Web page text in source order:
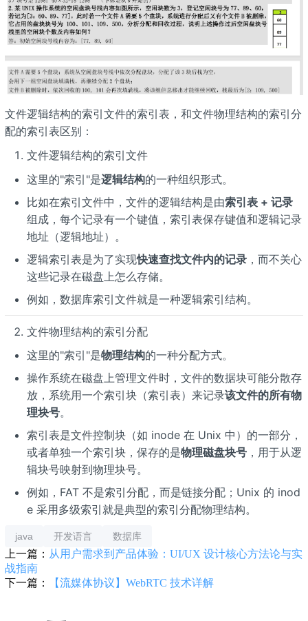
文件逻辑结构的索引文件的索引表，和文件物理结构的索引分
配的索引表区别：
文件逻辑结构的索引文件
这里的"索引"是逻辑结构的一种组织形式。
比如在索引文件中，文件的逻辑结构是由索引表 + 记录
组成，每个记录有一个键值，索引表保存键值和逻辑记录
地址（逻辑地址）。
逻辑索引表是为了实现快速查找文件内的记录，而不关心
这些记录在磁盘上怎么存储。
例如，数据库索引文件就是一种逻辑索引结构。
文件物理结构的索引分配
这里的"索引"是物理结构的一种分配方式。
操作系统在磁盘上管理文件时，文件的数据块可能分散存
放，系统用一个索引块（索引表）来记录该文件的所有物
理块号。
索引表是文件控制块（如 inode 在 Unix 中）的一部分，
或者单独一个索引块，保存的是物理磁盘块号，用于从逻
辑块号映射到物理块号。
例如，FAT 不是索引分配，而是链接分配；Unix 的 inod
e 采用多级索引就是典型的索引分配物理结构。
java 开发语言 数据库
上一篇： 从用户需求到产品体验：UI/UX 设计核心方法论与实
战指南
下一篇：
【流媒体协议】WebRTC 技术详解